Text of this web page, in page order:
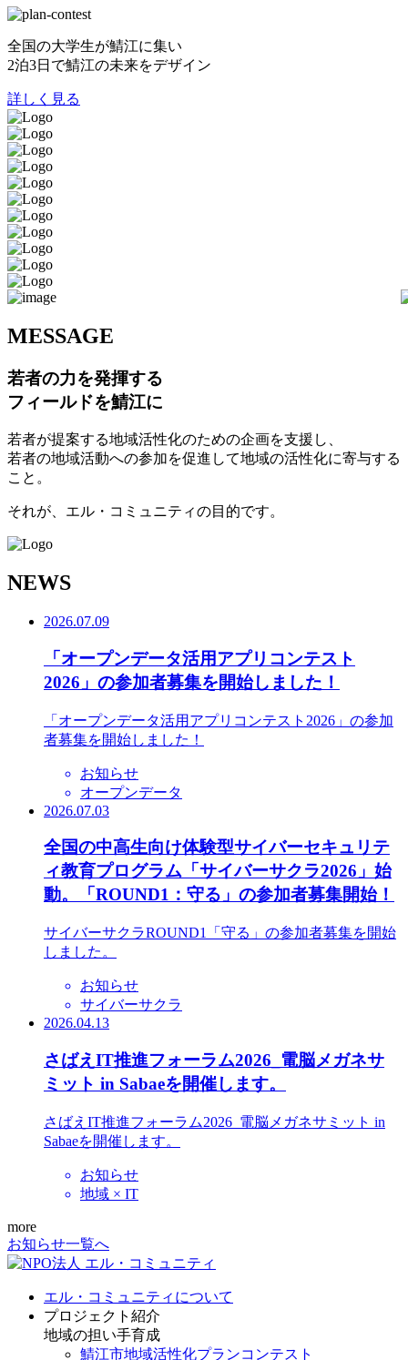
全国の大学生が鯖江に集い
2泊3日で鯖江の未来をデザイン
詳しく見る
MESSAGE
若者の力を発揮する
フィールドを鯖江に
若者が提案する地域活性化のための企画を支援し、
若者の地域活動への参加を促進して地域の活性化に寄与する
こと。
それが、エル・コミュニティの目的です。
NEWS
2026.07.09
「オープンデータ活用アプリコンテスト
2026」の参加者募集を開始しました！
「オープンデータ活用アプリコンテスト2026」の参加
者募集を開始しました！
お知らせ
オープンデータ
2026.07.03
全国の中高生向け体験型サイバーセキュリテ
ィ教育プログラム「サイバーサクラ2026」始
動。「ROUND1：守る」の参加者募集開始！
サイバーサクラROUND1「守る」の参加者募集を開始
しました。
お知らせ
サイバーサクラ
2026.04.13
さばえIT推進フォーラム2026_電脳メガネサ
ミット in Sabaeを開催します。
さばえIT推進フォーラム2026_電脳メガネサミット in
Sabaeを開催します。
お知らせ
地域 × IT
more
お知らせ一覧へ
エル・コミュニティについて
プロジェクト紹介
地域の担い手育成
鯖江市地域活性化プランコンテスト